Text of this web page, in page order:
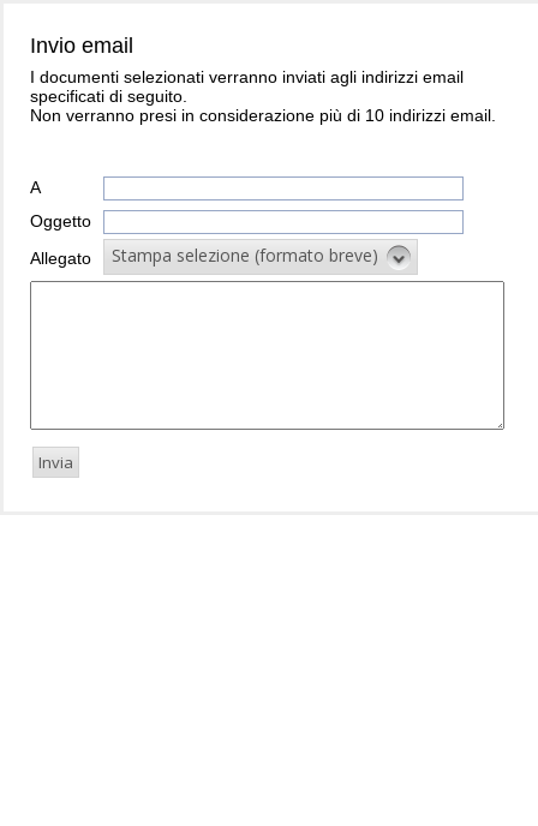
Invio email
I documenti selezionati verranno inviati agli indirizzi email
specificati di seguito.
Non verranno presi in considerazione più di 10 indirizzi email.
A
Oggetto
Allegato
Stampa selezione (formato breve)